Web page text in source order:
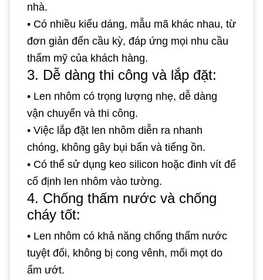
nhà.
• Có nhiều kiểu dáng, mẫu mã khác nhau, từ
đơn giản đến cầu kỳ, đáp ứng mọi nhu cầu
thẩm mỹ của khách hàng.
3. Dễ dàng thi công và lắp đặt:
• Len nhôm có trọng lượng nhẹ, dễ dàng
vận chuyển và thi công.
• Việc lắp đặt len nhôm diễn ra nhanh
chóng, không gây bụi bẩn và tiếng ồn.
• Có thể sử dụng keo silicon hoặc đinh vít để
cố định len nhôm vào tường.
4. Chống thấm nước và chống
cháy tốt:
• Len nhôm có khả năng chống thấm nước
tuyệt đối, không bị cong vênh, mối mọt do
ẩm ướt.